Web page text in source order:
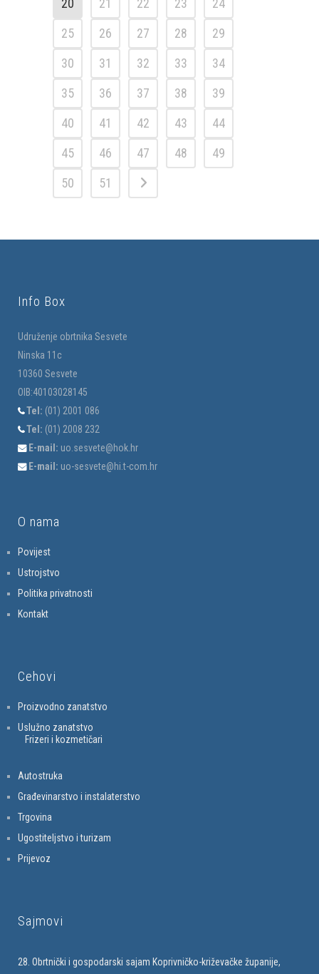
20
21 22 23
24
25
26 27 28
29
30
31 32 33
34
35
36 37 38
39
40
41 42 43
44
45
46 47 48
49
50
51
Info Box
Udruženje obrtnika Sesvete
Ninska 11c
10360 Sesvete
OIB:40103028145
Tel: (01) 2001 086
Tel: (01) 2008 232
E-mail: uo.sesvete@hok.hr
E-mail: uo-sesvete@hi.t-com.hr
O nama
Povijest
Ustrojstvo
Politika privatnosti
Kontakt
Cehovi
Proizvodno zanatstvo
Uslužno zanatstvo
Frizeri i kozmetičari
Autostruka
Građevinarstvo i instalaterstvo
Trgovina
Ugostiteljstvo i turizam
Prijevoz
Sajmovi
28. Obrtnički i gospodarski sajam Koprivničko-križevačke županije,